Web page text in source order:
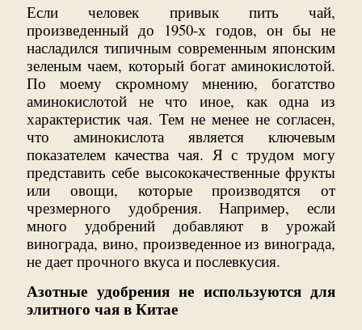
Если человек привык пить чай,
произведенный до 1950-х годов, он бы не
насладился типичным современным японским
зеленым чаем, который богат аминокислотой.
По моему скромному мнению, богатство
аминокислотой не что иное, как одна из
характеристик чая. Тем не менее не согласен,
что аминокислота является ключевым
показателем качества чая. Я с трудом могу
представить себе высококачественные фрукты
или овощи, которые производятся от
чрезмерного удобрения. Например, если
много удобрений добавляют в урожай
винограда, вино, произведенное из винограда,
не дает прочного вкуса и послевкусия.
Азотные удобрения не используются для
элитного чая в Китае